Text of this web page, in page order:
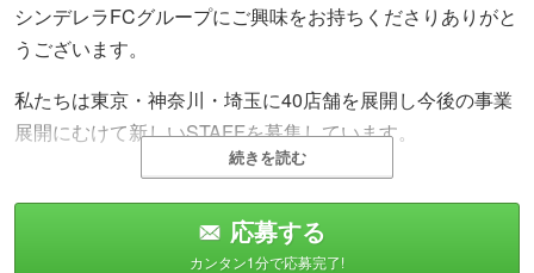
シンデレラFCグループにご興味をお持ちくださりありがと
うございます。
私たちは東京・神奈川・埼玉に40店舗を展開し今後の事業
展開にむけて新しいSTAFFを募集しています。
入社後はまずは「接客」、そして「WEB宣伝媒体の更新・
企画」「女性管理」へと仕事の幅を習得度合いに応じてお
続きを読む
応募する
カンタン1分で応募完了!